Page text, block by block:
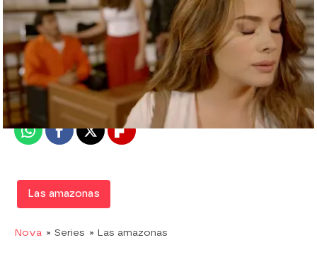
Nova
Madrid
Publicado: 07 de febrero de 2018, 17:07
WhatsappFacebook
X Flipboard
Las amazonas
Nova » Series » Las amazonas